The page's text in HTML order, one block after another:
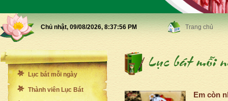
Chủ nhật, 09/08/2026, 8:37:58 PM Trang chủ
Lục bát mỗi ngày
Thành viên Lục Bát
Em còn